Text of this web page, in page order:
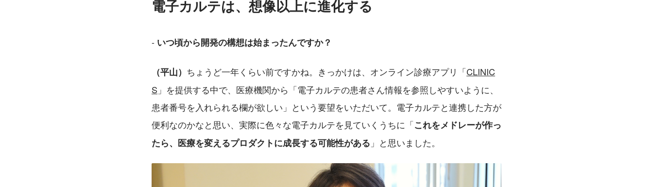
電子カルテは、想像以上に進化する
- いつ頃から開発の構想は始まったんですか？
（平山） ちょうど一年くらい前ですかね。きっかけは、オンライン診療アプリ「CLINIC
S 」を提供する中で、医療機関から「電子カルテの患者さん情報を参照しやすいように、
患者番号を入れられる欄が欲しい」という要望をいただいて。電子カルテと連携した方が
便利なのかなと思い、実際に色々な電子カルテを見ていくうちに「これをメドレーが作っ
たら、医療を変えるプロダクトに成長する可能性がある 」と思いました。